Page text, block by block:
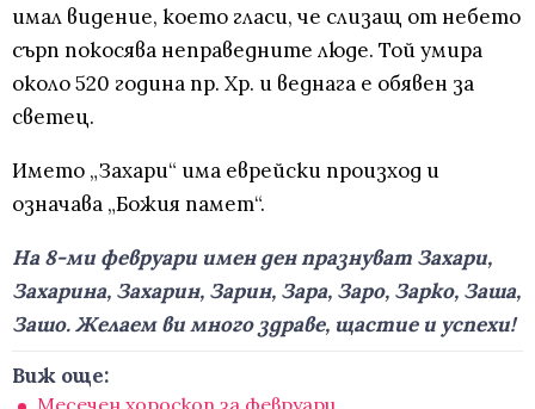
имал видение, което гласи, че слизащ от небето
сърп покосява неправедните люде. Той умира
около 520 година пр. Хр. и веднага е обявен за
светец.
Името „Захари“ има еврейски произход и
означава „Божия памет“.
На 8-ми февруари имен ден празнуват Захари,
Захарина, Захарин, Зарин, Зара, Заро, Зарко, Заша,
Зашо. Желаем ви много здраве, щастие и успехи!
Виж още: